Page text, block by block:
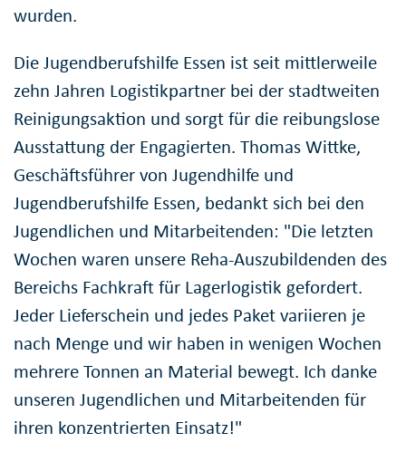
wurden.
Die Jugendberufshilfe Essen ist seit mittlerweile
zehn Jahren Logistikpartner bei der stadtweiten
Reinigungsaktion und sorgt für die reibungslose
Ausstattung der Engagierten. Thomas Wittke,
Geschäftsführer von Jugendhilfe und
Jugendberufshilfe Essen, bedankt sich bei den
Jugendlichen und Mitarbeitenden: "Die letzten
Wochen waren unsere Reha-Auszubildenden des
Bereichs Fachkraft für Lagerlogistik gefordert.
Jeder Lieferschein und jedes Paket variieren je
nach Menge und wir haben in wenigen Wochen
mehrere Tonnen an Material bewegt. Ich danke
unseren Jugendlichen und Mitarbeitenden für
ihren konzentrierten Einsatz!"